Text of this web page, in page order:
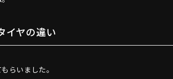
イヤの違い
らいました。